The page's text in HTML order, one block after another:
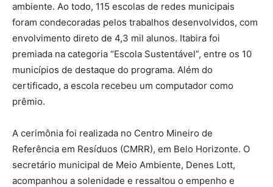
ambiente. Ao todo, 115 escolas de redes municipais
foram condecoradas pelos trabalhos desenvolvidos, com
envolvimento direto de 4,3 mil alunos. Itabira foi
premiada na categoria “Escola Sustentável”, entre os 10
municípios de destaque do programa. Além do
certificado, a escola recebeu um computador como
prêmio.
A cerimônia foi realizada no Centro Mineiro de
Referência em Resíduos (CMRR), em Belo Horizonte. O
secretário municipal de Meio Ambiente, Denes Lott,
acompanhou a solenidade e ressaltou o empenho e